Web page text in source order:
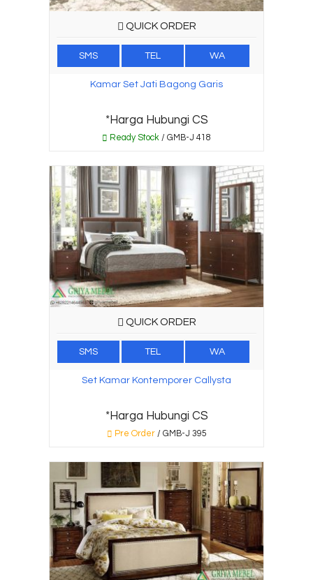
QUICK ORDER
SMS TEL WA
Kamar Set Jati Bagong Garis
*Harga Hubungi CS
Ready Stock / GMB-J 418
QUICK ORDER
SMS TEL WA
Set Kamar Kontemporer Callysta
*Harga Hubungi CS
Pre Order/ GMB-J 395